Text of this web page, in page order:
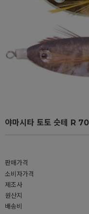
야마시타 토토 슷테 R
판매가격
소비자가격
제조사
원산지
배송비